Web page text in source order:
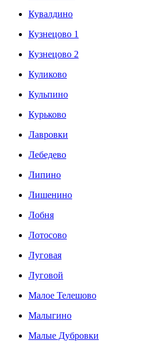
Кувалдино
Кузнецово 1
Кузнецово 2
Куликово
Кульпино
Курьково
Лавровки
Лебедево
Липино
Лишенино
Лобня
Лотосово
Луговая
Луговой
Малое Телешово
Малыгино
Малые Дубровки